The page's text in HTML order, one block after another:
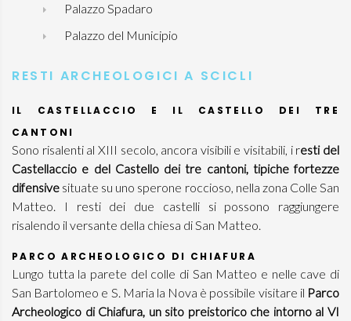
Palazzo Spadaro
Palazzo del Municipio
RESTI ARCHEOLOGICI A SCICLI
IL CASTELLACCIO E IL CASTELLO DEI TRE
CANTONI
Sono risalenti al XIII secolo, ancora visibili e visitabili, i resti del
Castellaccio e del Castello dei tre cantoni, tipiche fortezze
difensive situate su uno sperone roccioso, nella zona Colle San
Matteo. I resti dei due castelli si possono raggiungere
risalendo il versante della chiesa di San Matteo.
PARCO ARCHEOLOGICO DI CHIAFURA
Lungo tutta la parete del colle di San Matteo e nelle cave di
San Bartolomeo e S. Maria la Nova è possibile visitare il Parco
Archeologico di Chiafura, un sito preistorico che intorno al VI